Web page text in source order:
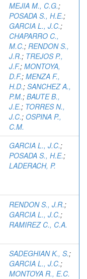
MEJIA M., C.G.;
POSADA S., H.E.;
GARCIA L., J.C.;
CHAPARRO C.,
M.C.; RENDON S.,
J.R.; TREJOS P.,
J.F.; MONTOYA,
D.F.; MENZA F.,
H.D.; SANCHEZ A.,
P.M.; BAUTE B.,
J.E.; TORRES N.,
J.C.; OSPINA P.,
C.M.
GARCIA L., J.C.;
POSADA S., H.E.;
LADERACH, P.
RENDON S., J.R.;
GARCIA L., J.C.;
RAMIREZ C., C.A.
SADEGHIAN K., S.;
GARCIA L., J.C.;
MONTOYA R., E.C.